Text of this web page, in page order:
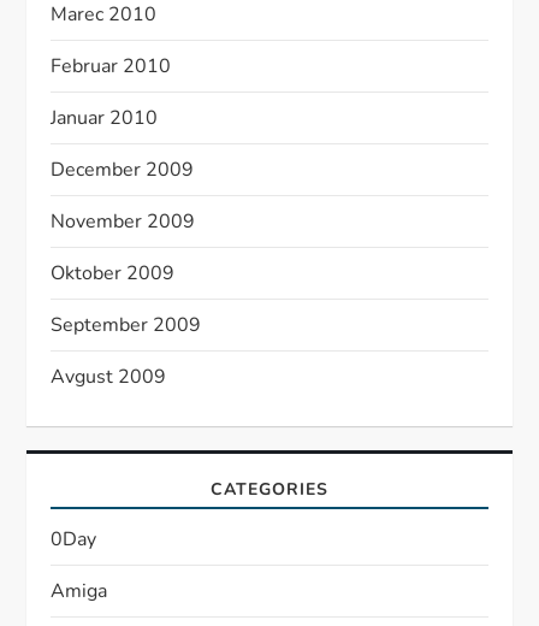
Marec 2010
Februar 2010
Januar 2010
December 2009
November 2009
Oktober 2009
September 2009
Avgust 2009
CATEGORIES
0Day
Amiga